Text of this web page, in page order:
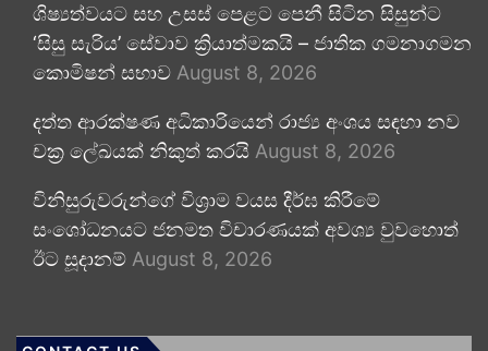
ශිෂ්‍යත්වයට සහ උසස් පෙළට පෙනී සිටින සිසුන්ට
‘සිසු සැරිය’ සේවාව ක්‍රියාත්මකයි – ජාතික ගමනාගමන
කොමිෂන් සභාව August 8, 2026
දත්ත ආරක්ෂණ අධිකාරියෙන් රාජ්‍ය අංශය සඳහා නව
චක්‍ර ලේඛයක් නිකුත් කරයි August 8, 2026
විනිසුරුවරුන්ගේ විශ්‍රාම වයස දීර්ඝ කිරීමේ
සංශෝධනයට ජනමත විචාරණයක් අවශ්‍ය වුවහොත්
ඊට සූදානම් August 8, 2026